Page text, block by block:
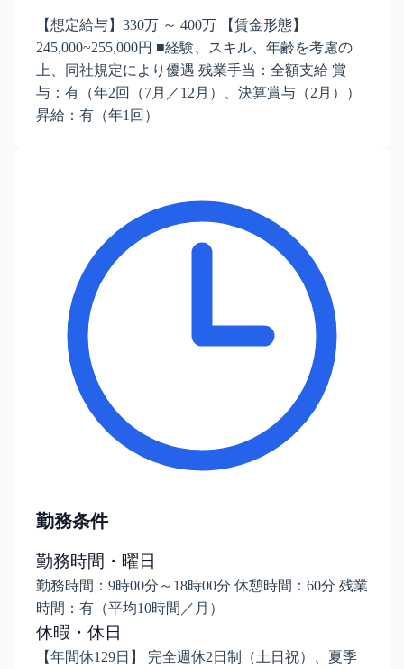
【想定給与】330万 ～ 400万 【賃金形態】
245,000~255,000円 ■経験、スキル、年齢を考慮の
上、同社規定により優遇 残業手当：全額支給 賞
与：有（年2回（7月／12月）、決算賞与（2月））
昇給：有（年1回）
勤務条件
勤務時間・曜日
勤務時間：9時00分～18時00分 休憩時間：60分 残業
時間：有（平均10時間／月）
休暇・休日
【年間休129日】 完全週休2日制（土日祝）、夏季